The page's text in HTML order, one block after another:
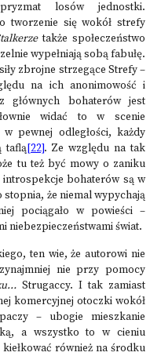
losów jednostki.
tworzenie się wokół strefy
także społeczeństwo
wypełniają sobą fabułę.
zbrojne strzegące Strefy –
na ich anonimowość i
głównych bohaterów jest
widać to w scenie
pewnej odległości, każdy
taflą[22]. Ze względu na tak
tu też być mowy o zaniku
bohaterów są w
że niemal wypychają
pociągało w powieści –
niebezpieczeństwami świat.
ten wie, że autorowi nie
nie przy pomocy
… Strugaccy. I tak zamiast
komercyjnej otoczki wokół
– ubogie mieszkanie
a wszystko to w cieniu
również na środku